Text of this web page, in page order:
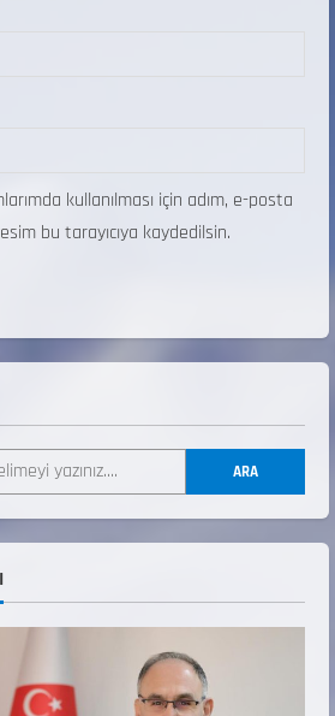
kullanılması için adım, e-posta
bu tarayıcıya kaydedilsin.
ARA
2026
GÖREVLİ LİSTESİ
ve Alt Kurul Üyelerimiz